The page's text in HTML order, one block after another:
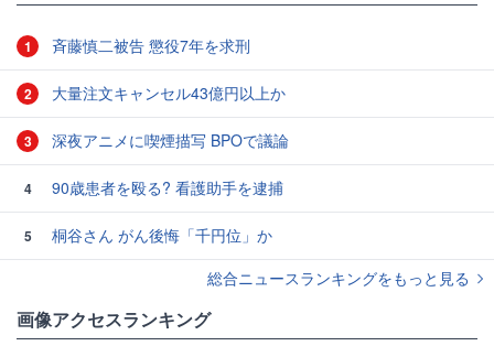
1 斉藤慎二被告 懲役7年を求刑
2 大量注文キャンセル43億円以上か
3 深夜アニメに喫煙描写 BPOで議論
4 90歳患者を殴る? 看護助手を逮捕
5
桐谷さん がん後悔「千円位」か
総合ニュースランキングをもっと見る
画像アクセスランキング